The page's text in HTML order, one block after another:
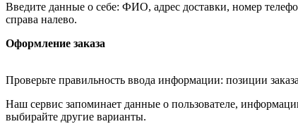
Введите данные о себе: ФИО, адрес доставки, номер
справа налево.
Оформление заказа
Проверьте правильность ввода информации: позиции
Наш сервис запоминает данные о пользователе,
выбирайте другие варианты.